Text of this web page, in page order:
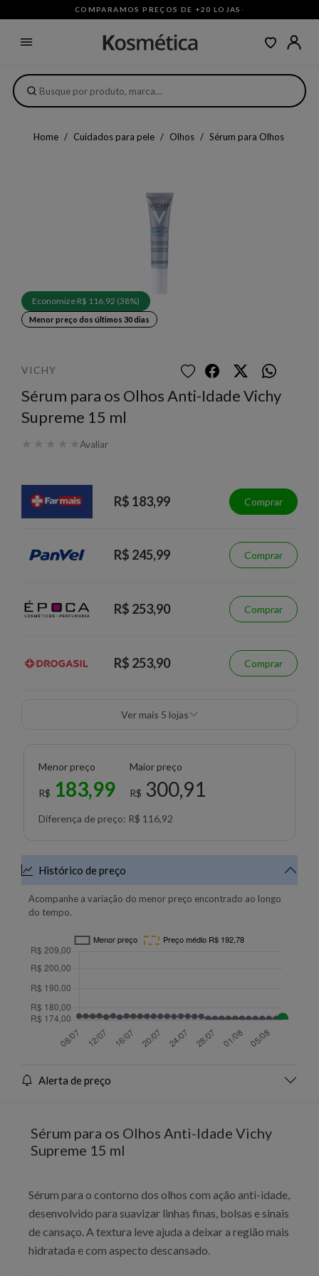
COMPARAMOS PREÇOS DE +20 LOJAS ·
Home Cuidados para pele Olhos Sérum para Olhos
Economize R$ 116,92 (38%)
Menor preço dos últimos 30 dias
VICHY
Sérum para os Olhos Anti-Idade Vichy
Supreme 15 ml
★ ★ ★ ★ ★Avaliar
R$ 183,99 Comprar
R$ 245,99 Comprar
R$ 253,90 Comprar
R$ 253,90 Comprar
Ver mais 5 lojas
Menor preço
R$ 183,99
Maior preço
R$ 300,91
Diferença de preço: R$ 116,92
Histórico de preço
Acompanhe a variação do menor preço encontrado ao longo
do tempo.
Alerta de preço
Sérum para os Olhos Anti-Idade Vichy
Supreme 15 ml
Sérum para o contorno dos olhos com ação anti-idade,
desenvolvido para suavizar linhas finas, bolsas e sinais
de cansaço. A textura leve ajuda a deixar a região mais
hidratada e com aspecto descansado.